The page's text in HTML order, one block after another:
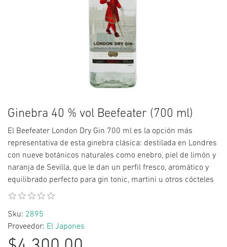
Ginebra 40 % vol Beefeater (700 ml)
El Beefeater London Dry Gin 700 ml es la opción más
representativa de esta ginebra clásica: destilada en Londres
con nueve botánicos naturales como enebro, piel de limón y
naranja de Sevilla, que le dan un perfil fresco, aromático y
equilibrado perfecto para gin tonic, martini u otros cócteles
Sku: 2895
Proveedor: El Japones